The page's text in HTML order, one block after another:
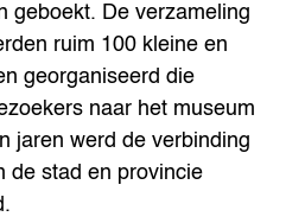
geboekt. De verzameling
ruim 100 kleine en
georganiseerd die
naar het museum
jaren werd de verbinding
de stad en provincie